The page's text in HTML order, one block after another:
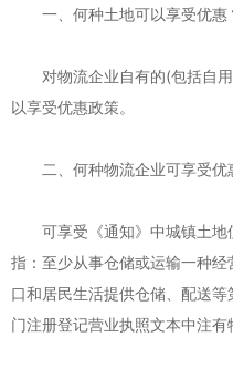
一、何种土地可以享受优惠
对物流企业自有的(包括自用
以享受优惠政策。
二、何种物流企业可享受优
可享受《通知》中城镇土地
指：至少从事仓储或运输一种
口和居民生活提供仓储、配送
门注册登记营业执照文本中注有